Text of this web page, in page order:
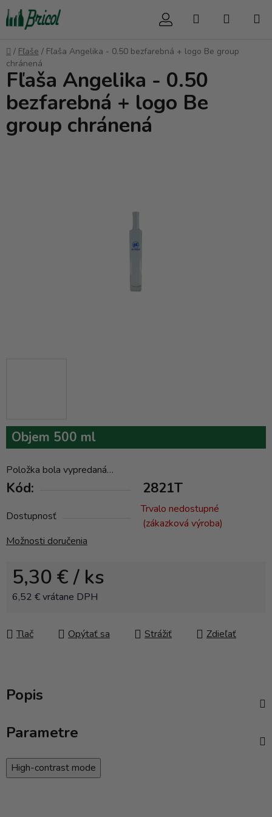
Prejsť
na
obsah
Hľadať
Domov
/ Fľaše / Fľaša Angelika - 0.50 bezfarebná + logo Be group
chránená
Objem 500 ml
Položka bola vypredaná…
Kód: 2821T
Dostupnosť
Trvalo nedostupné
(zákazková výroba)
Možnosti doručenia
5,30 €/ ks
6,52 € vrátane DPH
Tlač
Opýtať sa Strážiť Zdieľať
Fľaša Angelika - 0.50
bezfarebná + logo Be
group chránená
Popis
Parametre
High-contrast mode